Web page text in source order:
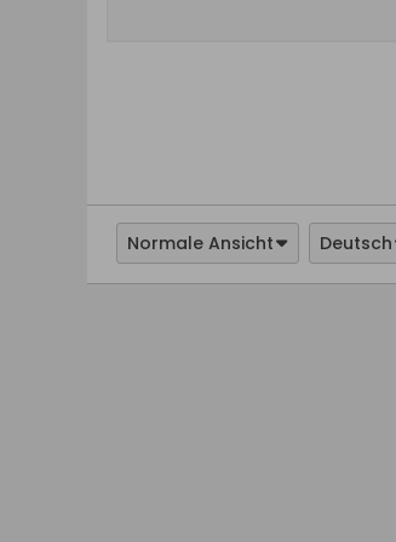
Normale Ansicht Deutsch